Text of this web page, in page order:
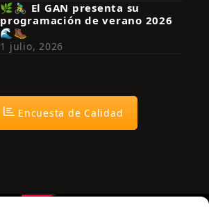
🌿🚴‍♂️ El GAN presenta su
programación de verano 2026
🌊🥾
1 julio, 2026
Encuesta de Calidad